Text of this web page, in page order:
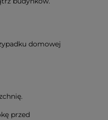
domowej
przed